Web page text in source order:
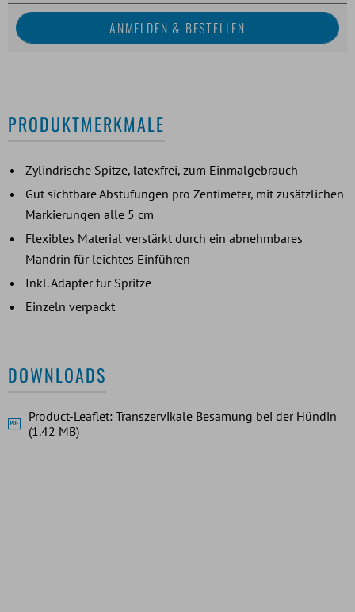
PRODUKTMERKMALE
Zylindrische Spitze, latexfrei, zum Einmalgebrauch
Gut sichtbare Abstufungen pro Zentimeter, mit zusätzlichen
Markierungen alle 5 cm
Flexibles Material verstärkt durch ein abnehmbares
Mandrin für leichtes Einführen
Inkl. Adapter für Spritze
Einzeln verpackt
DOWNLOADS
Product-Leaflet: Transzervikale Besamung bei der Hündin
(1.42 MB)